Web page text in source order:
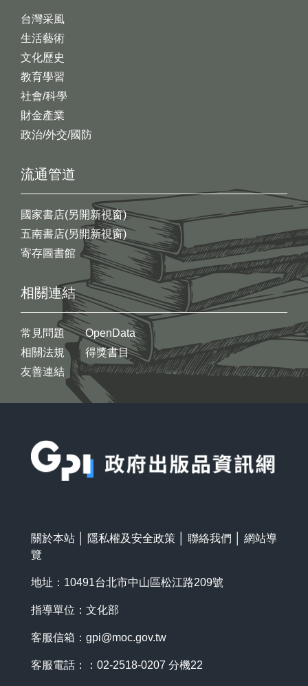
台灣采風
生活藝術
文化歷史
教育學習
社會/科學
財金產業
政治/外交/國防
流通管道
國家書店(另開新視窗)
五南書店(另開新視窗)
寄存圖書館
相關連結
常見問題
相關法規
友善連結
OpenData
得獎書目
關於本站 隱私權及安全政策 聯絡我們
網站導
覽
地址：10491台北市中山區松江路209號
指導單位：文化部
客服信箱： gpi@moc.gov.tw
客服電話：：02-2518-0207 分機22